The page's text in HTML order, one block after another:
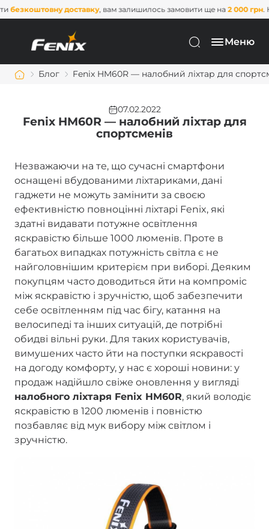
, вам залишилось замовити ще на2 000 грн. Не пропустіть цю
Меню
Блог Fenix HM60R — налобний ліхтар для
07.02.2022
Fenix HM60R — налобний ліхтар для
спортсменів
Незважаючи на те, що сучасні смартфони
оснащені вбудованими ліхтариками, дані
гаджети не можуть замінити за своєю
ефективністю повноцінні ліхтарі Fenix, які
здатні видавати потужне освітлення
яскравістю більше 1000 люменів. Проте в
багатьох випадках потужність світла є не
найголовнішим критерієм при виборі. Деяким
покупцям часто доводиться йти на компроміс
між яскравістю і зручністю, щоб забезпечити
себе освітленням під час бігу, катання на
велосипеді та інших ситуацій, де потрібні
обидві вільні руки. Для таких користувачів,
вимушених часто йти на поступки яскравості
на догоду комфорту, у нас є хороші новини: у
продаж надійшло свіже оновлення у вигляді
налобного ліхтаря Fenix HM60R, який володіє
яскравістю в 1200 люменів і повністю
позбавляє від мук вибору між світлом і
зручністю.